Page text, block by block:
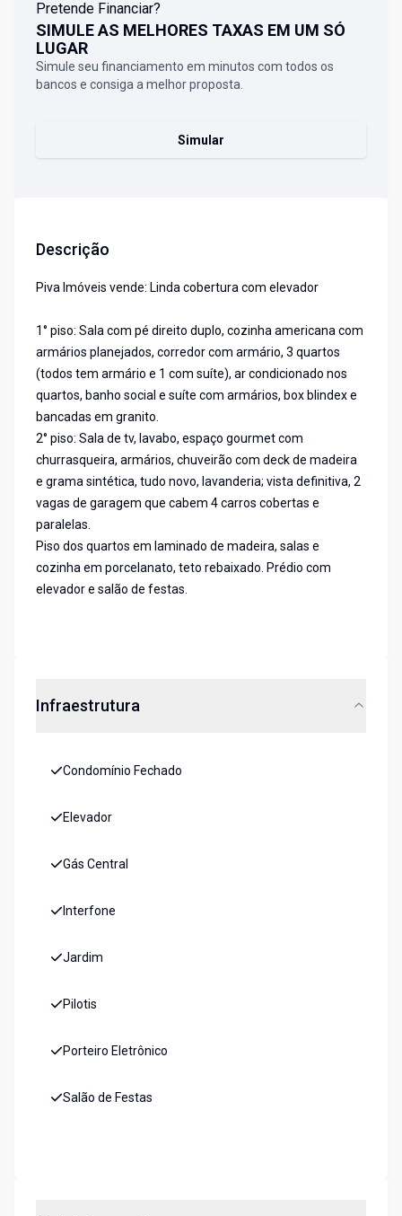
Pretende Financiar?
SIMULE AS MELHORES TAXAS EM UM SÓ
LUGAR
Simule seu financiamento em minutos com todos os
bancos e consiga a melhor proposta.
Simular
Descrição
Piva Imóveis vende: Linda cobertura com elevador
1° piso: Sala com pé direito duplo, cozinha americana com
armários planejados, corredor com armário, 3 quartos
(todos tem armário e 1 com suíte), ar condicionado nos
quartos, banho social e suíte com armários, box blindex e
bancadas em granito.
2° piso: Sala de tv, lavabo, espaço gourmet com
churrasqueira, armários, chuveirão com deck de madeira
e grama sintética, tudo novo, lavanderia; vista definitiva, 2
vagas de garagem que cabem 4 carros cobertas e
paralelas.
Piso dos quartos em laminado de madeira, salas e
cozinha em porcelanato, teto rebaixado. Prédio com
elevador e salão de festas.
Infraestrutura
Condomínio Fechado
Elevador
Gás Central
Interfone
Jardim
Pilotis
Porteiro Eletrônico
Salão de Festas